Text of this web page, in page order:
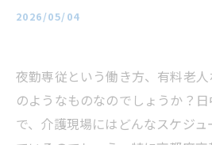
2026/05/04
夜勤専従という働き方、有料老
のようなものなのでしょうか？
で、介護現場にはどんなスケジ